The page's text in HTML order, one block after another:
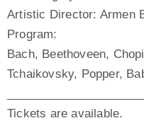
Artistic Director: Armen
Program:
Bach, Beethoveen,
Tchaikovsky, Popper,
Tickets are available.